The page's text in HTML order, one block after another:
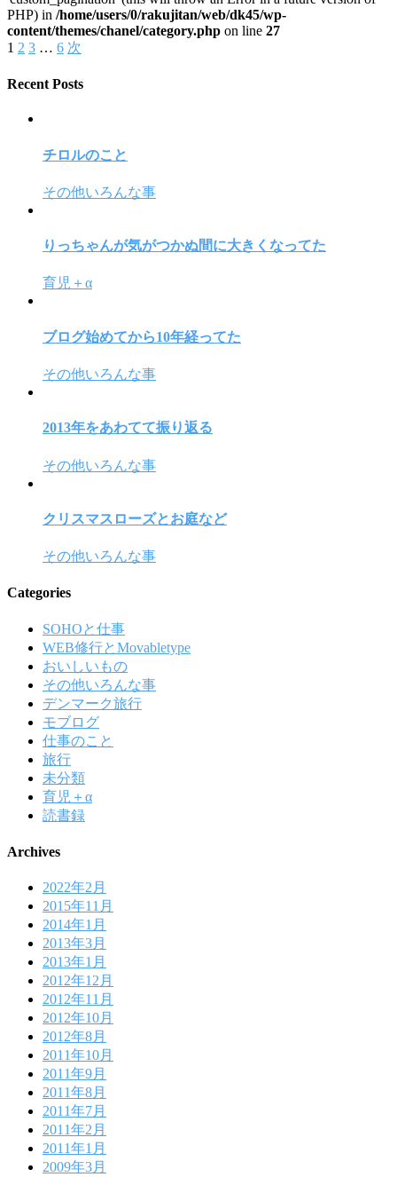
PHP) in /home/users/0/rakujitan/web/dk45/wp-
content/themes/chanel/category.php on line 27
1 2 3 … 6 次
Recent Posts
チロルのこと
その他いろんな事
りっちゃんが気がつかぬ間に大きくなってた
育児＋α
ブログ始めてから10年経ってた
その他いろんな事
2013年をあわてて振り返る
その他いろんな事
クリスマスローズとお庭など
その他いろんな事
Categories
SOHOと仕事
WEB修行とMovabletype
おいしいもの
その他いろんな事
デンマーク旅行
モブログ
仕事のこと
旅行
未分類
育児＋α
読書録
Archives
2022年2月
2015年11月
2014年1月
2013年3月
2013年1月
2012年12月
2012年11月
2012年10月
2012年8月
2011年10月
2011年9月
2011年8月
2011年7月
2011年2月
2011年1月
2009年3月